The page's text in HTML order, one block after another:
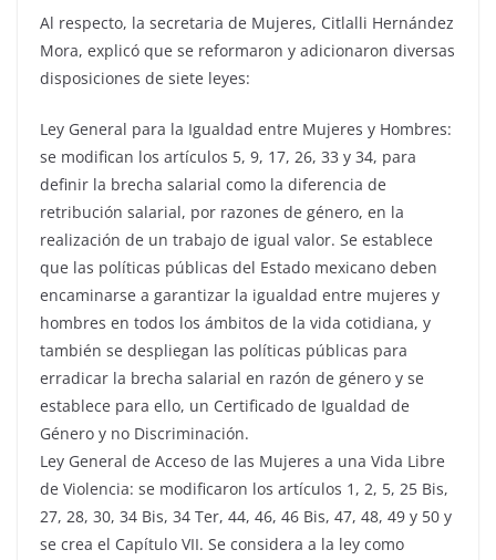
Al respecto, la secretaria de Mujeres, Citlalli Hernández
Mora, explicó que se reformaron y adicionaron diversas
disposiciones de siete leyes:
Ley General para la Igualdad entre Mujeres y Hombres:
se modifican los artículos 5, 9, 17, 26, 33 y 34, para
definir la brecha salarial como la diferencia de
retribución salarial, por razones de género, en la
realización de un trabajo de igual valor. Se establece
que las políticas públicas del Estado mexicano deben
encaminarse a garantizar la igualdad entre mujeres y
hombres en todos los ámbitos de la vida cotidiana, y
también se despliegan las políticas públicas para
erradicar la brecha salarial en razón de género y se
establece para ello, un Certificado de Igualdad de
Género y no Discriminación.
Ley General de Acceso de las Mujeres a una Vida Libre
de Violencia: se modificaron los artículos 1, 2, 5, 25 Bis,
27, 28, 30, 34 Bis, 34 Ter, 44, 46, 46 Bis, 47, 48, 49 y 50 y
se crea el Capítulo VII. Se considera a la ley como